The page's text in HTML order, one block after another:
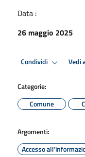
Data :
26 maggio 2025
Condividi Vedi
Categorie:
Comune
Argomenti:
Accesso